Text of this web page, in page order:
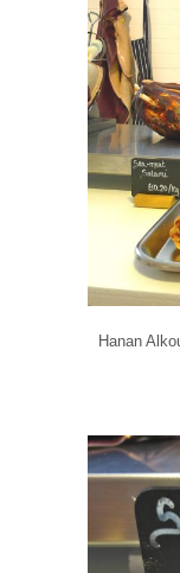
Hanan